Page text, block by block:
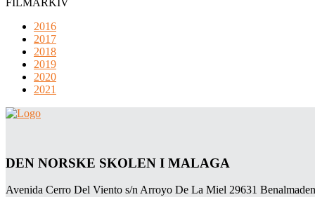
FILMARKIV
2016
2017
2018
2019
2020
2021
DEN NORSKE SKOLEN I MALAGA
Avenida Cerro Del Viento s/n Arroyo De La Miel 29631